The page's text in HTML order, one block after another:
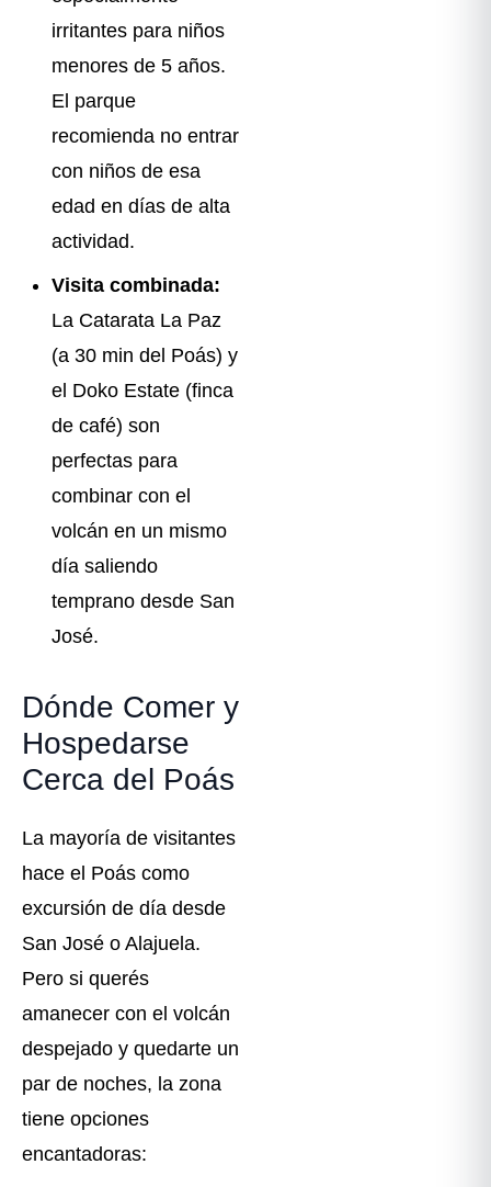
irritantes para niños
menores de 5 años.
El parque
recomienda no entrar
con niños de esa
edad en días de alta
actividad.
Visita combinada:
La Catarata La Paz
(a 30 min del Poás) y
el Doko Estate (finca
de café) son
perfectas para
combinar con el
volcán en un mismo
día saliendo
temprano desde San
José.
Dónde Comer y
Hospedarse
Cerca del Poás
La mayoría de visitantes
hace el Poás como
excursión de día desde
San José o Alajuela.
Pero si querés
amanecer con el volcán
despejado y quedarte un
par de noches, la zona
tiene opciones
encantadoras: